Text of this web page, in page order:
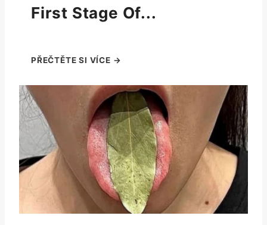
First Stage Of...